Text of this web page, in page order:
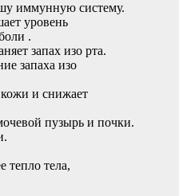
иммунную систему.
уровень
.
запах изо рта.
запаха изо
и снижает
пузырь и почки.
тела,